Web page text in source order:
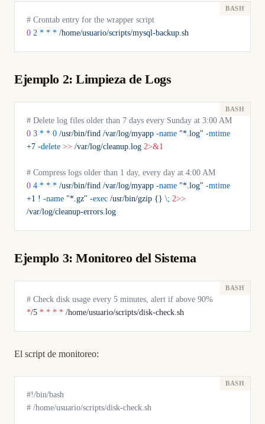
# Crontab entry for the wrapper script
0 2 * * * /home/usuario/scripts/mysql-backup.sh
Ejemplo 2: Limpieza de Logs
# Delete log files older than 7 days every Sunday at 3:00 AM
0 3 * * 0 /usr/bin/find /var/log/myapp -name "*.log" -mtime
+7 -delete >> /var/log/cleanup.log 2>&1
# Compress logs older than 1 day, every day at 4:00 AM
0 4 * * * /usr/bin/find /var/log/myapp -name "*.log" -mtime
+1 ! -name "*.gz" -exec /usr/bin/gzip {} \; 2>>
/var/log/cleanup-errors.log
Ejemplo 3: Monitoreo del Sistema
# Check disk usage every 5 minutes, alert if above 90%
*/5 * * * * /home/usuario/scripts/disk-check.sh
El script de monitoreo:
#!/bin/bash
# /home/usuario/scripts/disk-check.sh